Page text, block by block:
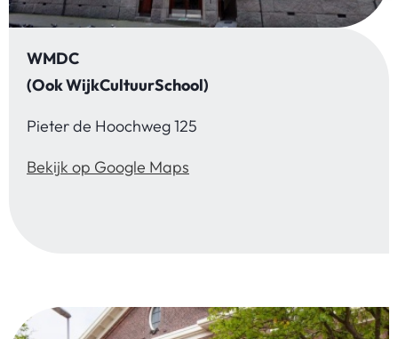
WMDC
(Ook WijkCultuurSchool)
Pieter de Hoochweg 125
Bekijk op Google Maps